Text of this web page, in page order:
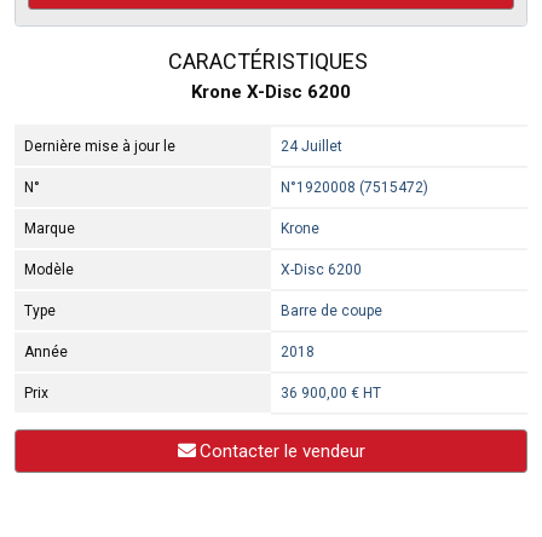
CARACTÉRISTIQUES
Krone X-Disc 6200
Dernière mise à jour le 24 Juillet
N° N°1920008 (7515472)
Marque Krone
Modèle X-Disc 6200
Type Barre de coupe
Année 2018
Prix 36 900,00 € HT
Contacter le vendeur